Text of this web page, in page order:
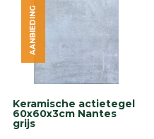
Keramische actietegel
60x60x3cm Nantes
grijs
AANBIEDING